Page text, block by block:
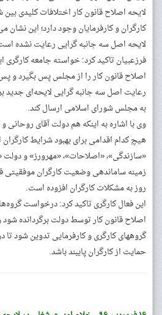
لایحه اصلاح قانون کار اختلافات کلیدی
کارگران و کارفرمایان وجود دارد؛ این نشان
لایحه اصل سه جانبه گرایی رعایت نشده
فرزعبیان تاکید کرد: خواسته جامعه
اصلاح قانون کار را از مجلس پس بگیرد و
رعایت اصل سه جانبه گرایی لایحه‌ای جدید
به مجلس شورای اسلامی ارسال کند.
وی با اشاره به اینکه هم دولت آقای روحانی
هیچ کدام اقدامی برای بهبود شرایط
«سازندگی»، «اصلاحات»، «مهرورز» و دولت
زمینه ساماندهی وضعیت کارگران موفقیتی
روز به مشکلات کارگران افزوده است.
این فعال کارگری تاکید کرد: درخواست
اصلاح قانون کار توسط دولت برگردانده
گروههای کارگری و کارفرمایی تدوین شود
حمایت از کارگران پایبند باشد.